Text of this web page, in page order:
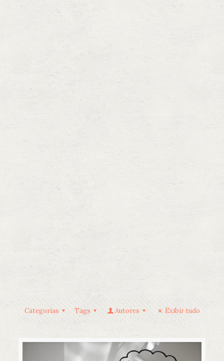
Categorias Tags Autores Exibir tudo